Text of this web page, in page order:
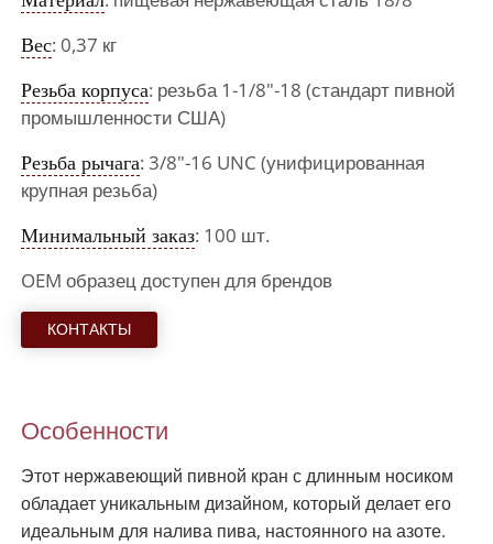
Вес: 0,37 кг
Резьба корпуса: резьба 1-1/8"-18 (стандарт пивной
промышленности США)
Резьба рычага: 3/8"-16 UNC (унифицированная
крупная резьба)
Минимальный заказ: 100 шт.
OEM образец доступен для брендов
КОНТАКТЫ
Особенности
Этот нержавеющий пивной кран с длинным носиком
обладает уникальным дизайном, который делает его
идеальным для налива пива, настоянного на азоте.